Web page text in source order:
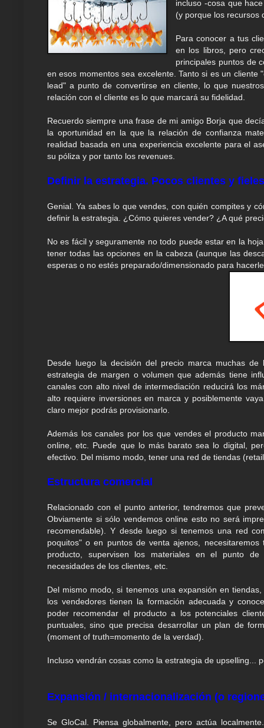
incluso -cosa que
(y porque los recursos
Para conocer a tus
en los libros, pero
principales puntos de
en esos momentos sea excelente. Tanto si es un
lead" a punto de convertirse en cliente, lo que
relación con el cliente es lo que marcará su fidelidad.
Recuerdo siempre una frase de mi amigo Borja que
la oportunidad en la que la relación de confianza
realidad basada en una experiencia excelente para el
su póliza y por tanto los revenues.
Definir la estrategia. Pocos clientes y
Genial. Ya sabes lo que vendes, con quién compites y
definir la estrategia. ¿Cómo quieres vender? ¿A qué
No es fácil y seguramente no todo puede estar en la
tener todas las opciones en la cabeza (aunque las
esperas o no estés preparado/dimensionado para
Desde luego la decisión del precio marca muchas
estrategia de margen o volumen que además tiene
canales con alto nivel de intermediación reducirá los
alto requiere inversiones en marca y posiblemente
claro mejor podrás provisionarlo.
Además los canales por los que vendes el producto
online, etc. Puede que lo más barato sea lo digital,
efectivo. Del mismo modo, tener una red de tiendas
Estructura comercial
Relacionado con el punto anterior, tendremos que
Obviamente si sólo vendemos online esto no será
recomendable). Y desde luego si tenemos una red
poquitos" o en puntos de venta ajenos,
producto, supervisen los materiales en el punto
necesidades de los clientes, etc.
Del mismo modo, si tenemos una expansión en
los vendedores tienen la formación adecuada y
poder recomendar el producto a los potenciales
puntuales, sino que precisa desarrollar un plan de
(moment of truth=momento de la verdad).
Incluso vendrán cosas como la estrategia de upselling...
Expansión / internacionalización (o
Se GloCal. Piensa globalmente, pero actúa